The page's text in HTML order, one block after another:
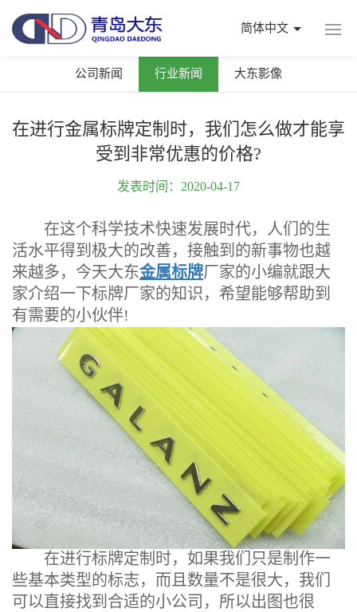
简体中文
公司新闻 行业新闻 大东影像
在进行金属标牌定制时，我们怎么做才能享
受到非常优惠的价格?
发表时间：2020-04-17
在这个科学技术快速发展时代，人们的生
活水平得到极大的改善，接触到的新事物也越
来越多，今天大东金属标牌厂家的小编就跟大
家介绍一下标牌厂家的知识，希望能够帮助到
有需要的小伙伴!
在进行标牌定制时，如果我们只是制作一
些基本类型的标志，而且数量不是很大，我们
可以直接找到合适的小公司，所以出图也很